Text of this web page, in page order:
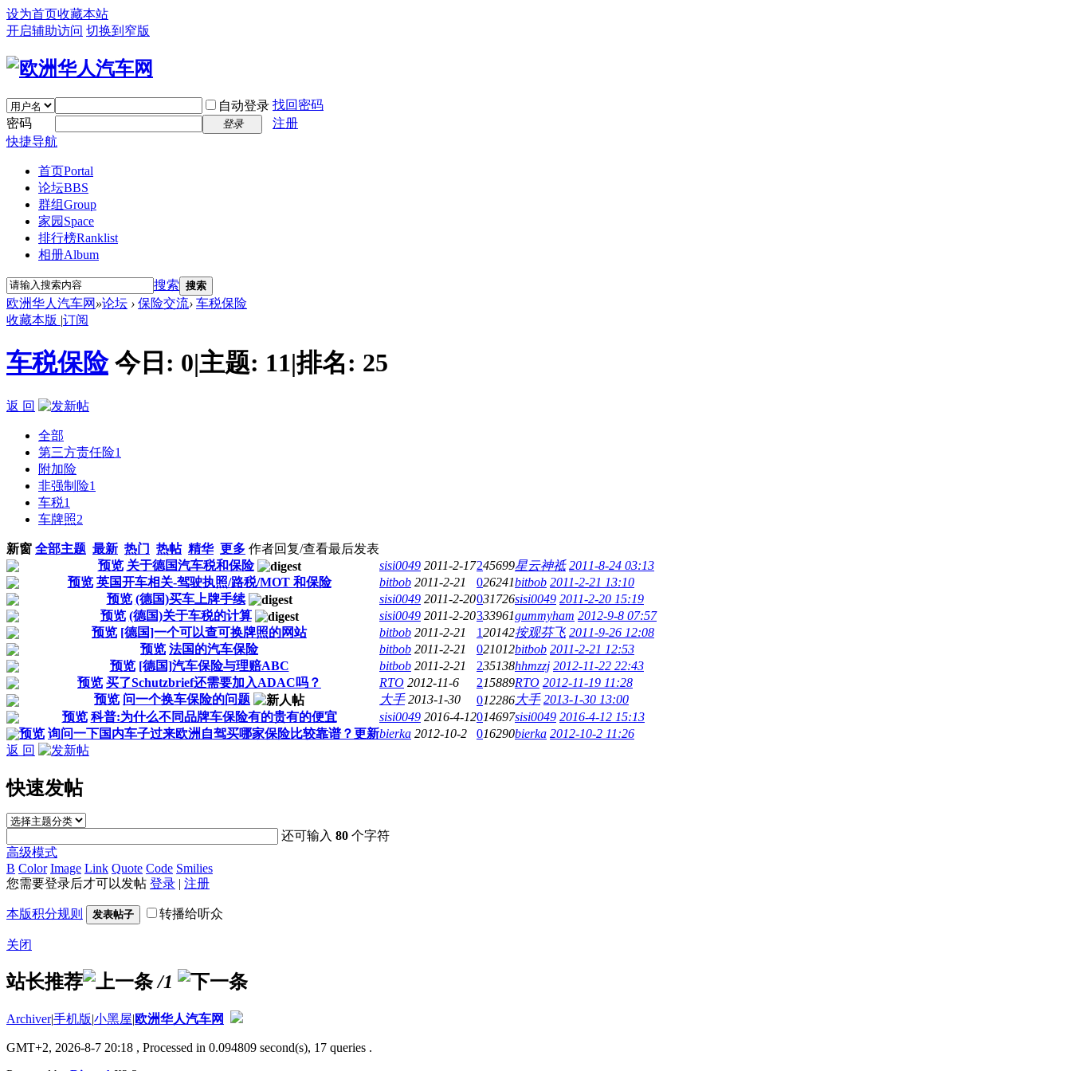
设为首页收藏本站
开启辅助访问 切换到窄版
自动登录 找回密码
密码
登录
注册
快捷导航
首页Portal
论坛BBS
群组Group
家园 Space
排行榜Ranklist
相册Album
搜索 搜索
欧洲华人汽车网 »论坛 › 保险交流› 车税保险
收藏本版 |订阅
车税保险 今日: 0|主题: 11|排名: 25
返 回
全部
第三方责任险1
附加险
非强制险1
车税1
车牌照2
新窗 全部主题 最新 热门 热帖 精华 更多 作者回复/查看最后发表
预览 关于德国汽车税和保险 sisi0049 2011-2-17245699星云神祗 2011-8-24 03:13
预览 英国开车相关-驾驶执照/路税/MOT 和保险 bitbob 2011-2-21 026241bitbob 2011-2-21 13:10
预览 (德国)买车上牌手续 sisi0049 2011-2-20031726sisi0049 2011-2-20 15:19
预览 (德国)关于车税的计算 sisi0049 2011-2-20333961gummyham 2012-9-8 07:57
预览 [德国]一个可以查可换牌照的网站 bitbob 2011-2-21 120142按观芬飞 2011-9-26 12:08
预览 法国的汽车保险 bitbob 2011-2-21 021012bitbob 2011-2-21 12:53
预览 [德国]汽车保险与理赔ABC bitbob 2011-2-21 235138hhmzzj 2012-11-22 22:43
预览 买了Schutzbrief还需要加入ADAC吗？ RTO 2012-11-6 215889RTO 2012-11-19 11:28
预览 问一个换车保险的问题 大手 2013-1-30 012286大手 2013-1-30 13:00
预览 科普:为什么不同品牌车保险有的贵有的便宜 sisi0049 2016-4-12014697sisi0049 2016-4-12 15:13
预览 询问一下国内车子过来欧洲自驾买哪家保险比较靠谱？更新bierka 2012-10-2 016290bierka 2012-10-2 11:26
返 回
快速发帖
还可输入80 个字符
高级模式
B Color Image Link Quote Code Smilies
您需要登录后才可以发帖 登录 | 注册
本版积分规则 发表帖子 转播给听众
关闭
站长推荐 /1
Archiver|手机版|小黑屋|欧洲华人汽车网
GMT+2, 2026-8-7 20:18 , Processed in 0.094809 second(s), 17 queries .